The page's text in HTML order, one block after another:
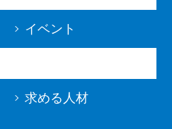
イベント
求める人材